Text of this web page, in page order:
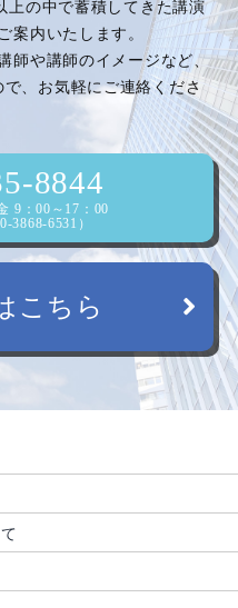
上の中で蓄積してきた講演
案内いたします。
師や講師のイメージなど、
、お気軽にご連絡くださ
8844
9：00～17：00
3868-6531）
こちら